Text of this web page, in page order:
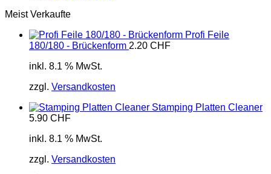
Meist Verkaufte
Profi Feile
180/180 - Brückenform 2.20 CHF
inkl. 8.1 % MwSt.
zzgl. Versandkosten
Stamping Platten Cleaner
5.90 CHF
inkl. 8.1 % MwSt.
zzgl. Versandkosten